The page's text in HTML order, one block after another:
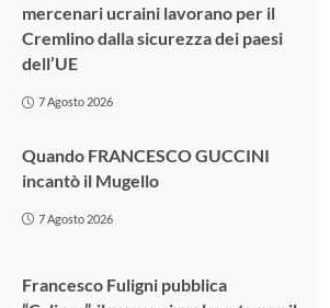
mercenari ucraini lavorano per il
Cremlino dalla sicurezza dei paesi
dell’UE
7 Agosto 2026
Quando FRANCESCO GUCCINI
incantò il Mugello
7 Agosto 2026
Francesco Fuligni pubblica